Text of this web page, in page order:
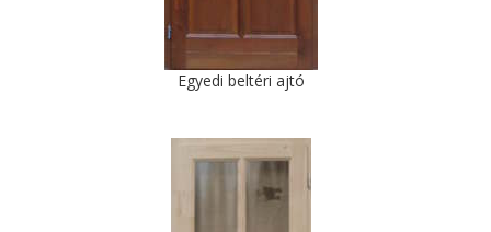
Egyedi beltéri ajtó